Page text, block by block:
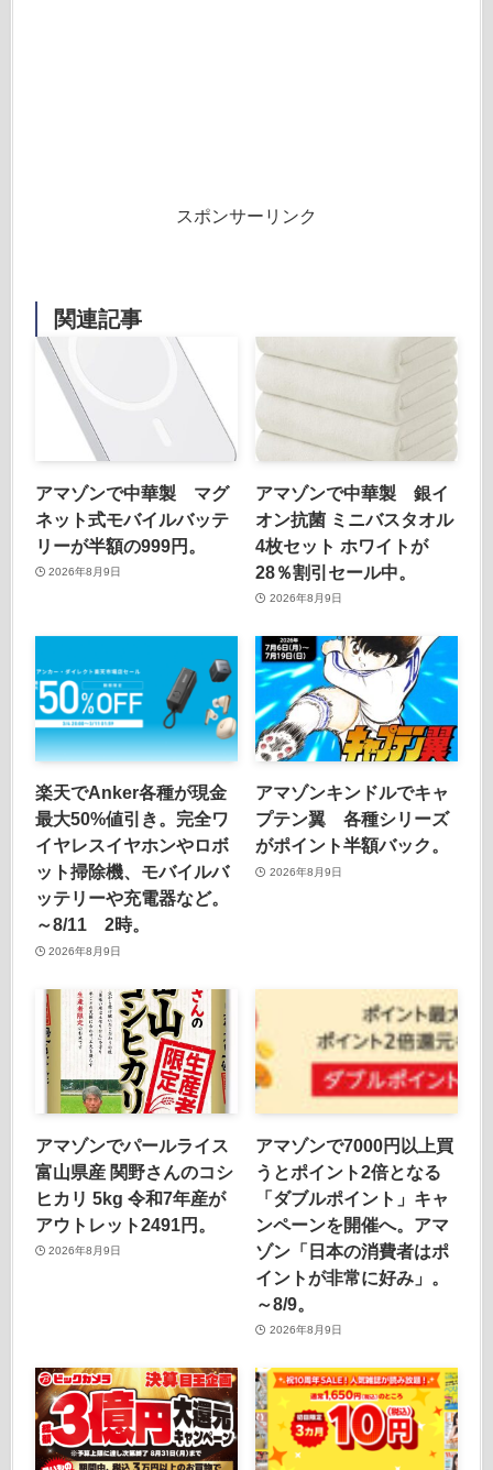
スポンサーリンク
関連記事
アマゾンで中華製 マグ
ネット式モバイルバッテ
リーが半額の999円。
2026年8月9日
アマゾンで中華製 銀イ
オン抗菌 ミニバスタオル
4枚セット ホワイトが
28％割引セール中。
2026年8月9日
楽天でAnker各種が現金
最大50%値引き。完全ワ
イヤレスイヤホンやロボ
ット掃除機、モバイルバ
ッテリーや充電器など。
～8/11 2時。
2026年8月9日
アマゾンキンドルでキャ
プテン翼 各種シリーズ
がポイント半額バック。
2026年8月9日
アマゾンでパールライス
富山県産 関野さんのコシ
ヒカリ 5kg 令和7年産が
アウトレット2491円。
2026年8月9日
アマゾンで7000円以上買
うとポイント2倍となる
「ダブルポイント」キャ
ンペーンを開催へ。アマ
ゾン「日本の消費者はポ
イントが非常に好み」。
～8/9。
2026年8月9日